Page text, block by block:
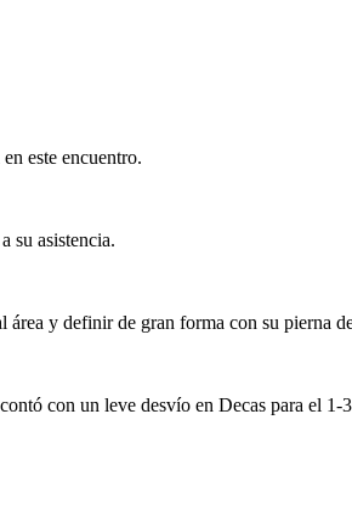
este encuentro.
su asistencia.
área y definir de gran forma con su pierna
con un leve desvío en Decas para el 1-